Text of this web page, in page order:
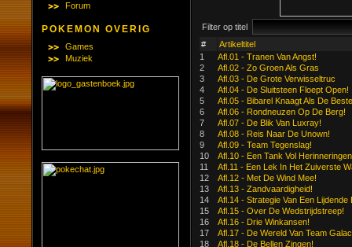
Forum
POKEMON OVERIG
Games
Muziek
Filter op titel
#
Artikeltitel
1
Afl.01 - Tranen Van Angst!
2
Afl.02 - Zo Groen Als Gras
3
Afl.03 - De Grote Verwisseltruc
4
Afl.04 - De Sluitsteen Floept Open!
5
Afl.05 - Bibarel Knaagt Als De
6
Afl.06 - Rondneuzen Op De Berg!
7
Afl.07 - De Blik Van Luxray!
8
Afl.08 - Reis Naar De Unown!
9
Afl.09 - Team Tegenslag!
10
Afl.10 - Een Tank Vol
11
Afl.11 - Een Lek In Het Zuiverste
12
Afl.12 - Met De Wind Mee!
13
Afl.13 - Zandvaardigheid!
14
Afl.14 - Strategie Van Een Lijdende
15
Afl.15 - Over De Wedstrijdstreep!
16
Afl.16 - Drie Winkansen!
17
Afl.17 - De Wereld Van Team
18
Afl.18 - De Bellen Zingen!